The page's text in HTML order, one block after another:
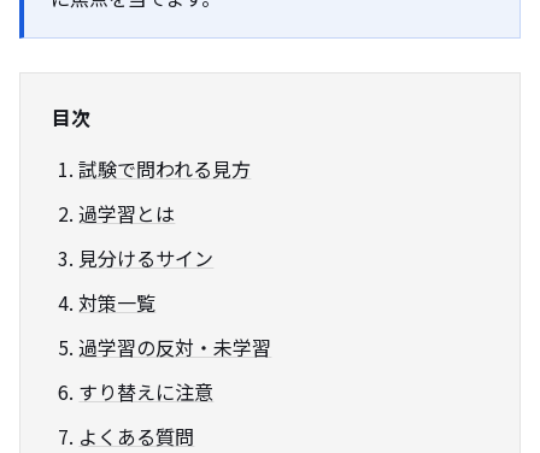
目次
試験で問われる見方
過学習とは
見分けるサイン
対策一覧
過学習の反対・未学習
すり替えに注意
よくある質問